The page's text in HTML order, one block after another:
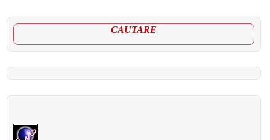
CAUTARE